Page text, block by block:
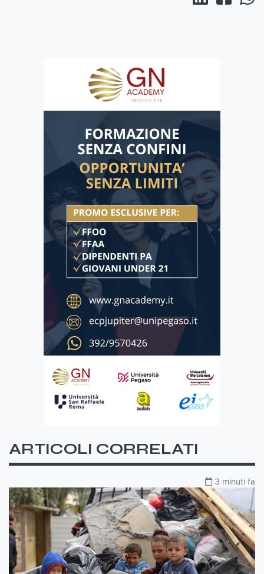
ARTICOLI CORRELATI
3 minuti fa